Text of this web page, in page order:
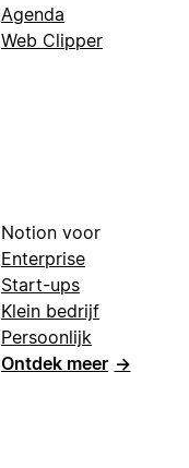
Agenda
Web Clipper
Notion voor
Enterprise
Start-ups
Klein bedrijf
Persoonlijk
Ontdek meer →